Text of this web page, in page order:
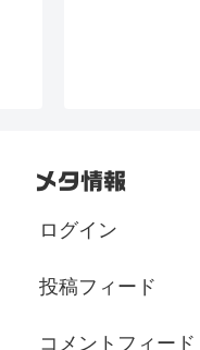
メタ情報
ログイン
投稿フィード
コメントフィード